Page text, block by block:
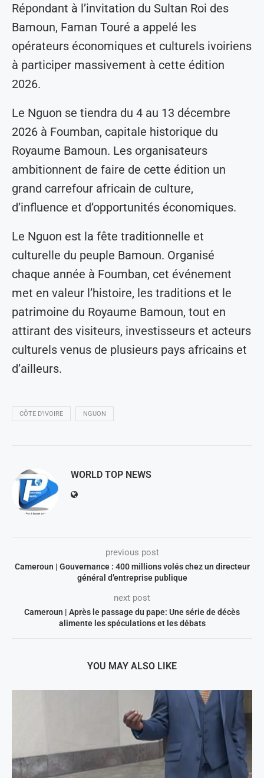
Répondant à l’invitation du Sultan Roi des
Bamoun, Faman Touré a appelé les
opérateurs économiques et culturels ivoiriens
à participer massivement à cette édition
2026.
Le Nguon se tiendra du 4 au 13 décembre
2026 à Foumban, capitale historique du
Royaume Bamoun. Les organisateurs
ambitionnent de faire de cette édition un
grand carrefour africain de culture,
d’influence et d’opportunités économiques.
Le Nguon est la fête traditionnelle et
culturelle du peuple Bamoun. Organisé
chaque année à Foumban, cet événement
met en valeur l’histoire, les traditions et le
patrimoine du Royaume Bamoun, tout en
attirant des visiteurs, investisseurs et acteurs
culturels venus de plusieurs pays africains et
d’ailleurs.
CÔTE D’IVOIRE NGUON
WORLD TOP NEWS
previous post
Cameroun | Gouvernance : 400 millions volés chez un directeur
général d’entreprise publique
next post
Cameroun | Après le passage du pape: Une série de décès
alimente les spéculations et les débats
YOU MAY ALSO LIKE